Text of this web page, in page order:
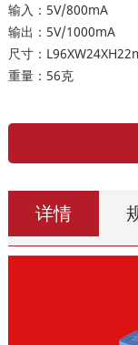
输入：5V/800mA
输出：5V/1000mA
尺寸：
重量：56克
详情